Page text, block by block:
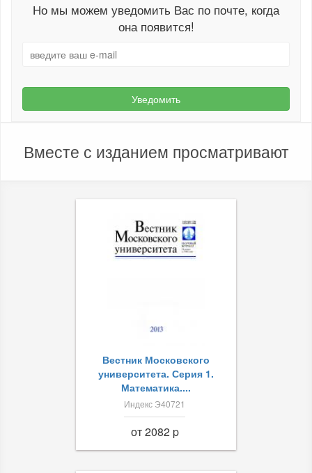
Но мы можем уведомить Вас по почте, когда
она появится!
Уведомить
Вместе с изданием просматривают
Вестник Московского
университета. Серия 1.
Математика....
Индекс Э40721
от 2082 p